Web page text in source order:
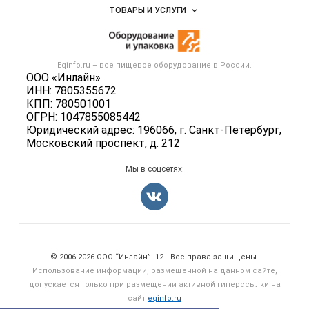
Eqinfo.ru – все пищевое оборудование в России.
ООО «Инлайн»
ИНН: 7805355672
КПП: 780501001
ОГРН: 1047855085442
Юридический адрес: 196066, г. Санкт-Петербург,
Московский проспект, д. 212
Размещение рекламы
Публичная оферта
Контактная информация
Политика обработки персональных данных
Объявления
Вакансии
Блог
ТОВАРЫ И УСЛУГИ
Оборудование для пищепрома
Тара и упаковка
Б/у оборудование
Информация о компаниях
Добавить объявление
Карта объявлений
Мы в соцсетях:
© 2006‑2026 ООО “Инлайн”. 12+ Все права защищены.
Использование информации, размещенной на данном сайте,
допускается только при размещении активной гиперссылки на
сайт eqinfo.ru